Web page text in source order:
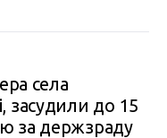
села
засудили до 15
за держзраду